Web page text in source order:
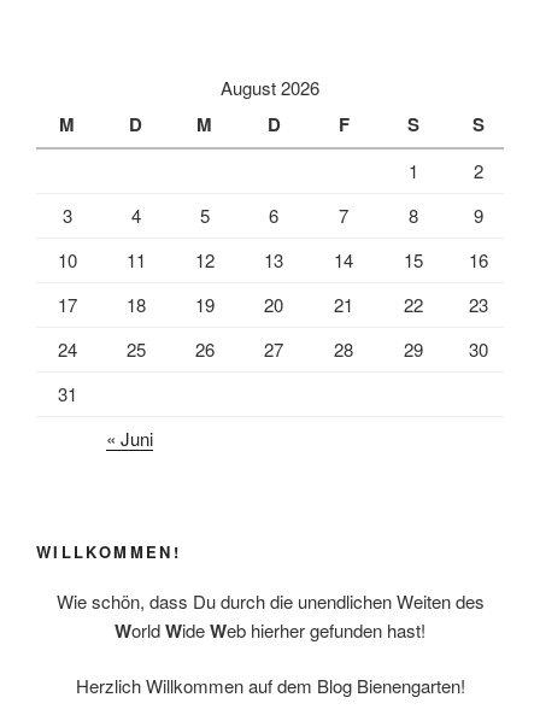
o
n
August 2026
M D M D F S S
1
2
3
4 5 6 7 8
9
10
11 12 13 14 15
16
17
18 19 20 21 22
23
24
25 26 27 28 29
30
31
« Juni
WILLKOMMEN!
Wie schön, dass Du durch die unendlichen Weiten des
WorldWideWeb hierher gefunden hast!
Herzlich Willkommen auf dem Blog Bienengarten!